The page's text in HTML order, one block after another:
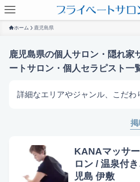
ホーム 鹿児島県
鹿児島県の個人サロン・隠れ家
ートサロン・個人セラピスト一
詳細なエリアやジャンル、こだわ
掲
KANAマッサ
ロン / 温泉付
児島 伊敷